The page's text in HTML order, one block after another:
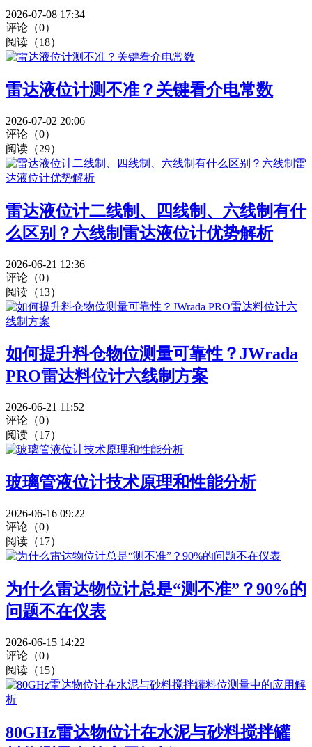
2026-07-08 17:34
评论（0）
阅读（18）
雷达液位计测不准？关键看介电常数
2026-07-02 20:06
评论（0）
阅读（29）
雷达液位计二线制、四线制、六线制有什
么区别？六线制雷达液位计优势解析
2026-06-21 12:36
评论（0）
阅读（13）
如何提升料仓物位测量可靠性？JWrada
PRO雷达料位计六线制方案
2026-06-21 11:52
评论（0）
阅读（17）
玻璃管液位计技术原理和性能分析
2026-06-16 09:22
评论（0）
阅读（17）
为什么雷达物位计总是“测不准”？90%的
问题不在仪表
2026-06-15 14:22
评论（0）
阅读（15）
80GHz雷达物位计在水泥与砂料搅拌罐